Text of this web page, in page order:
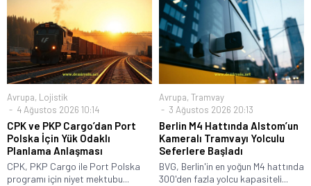
Avrupa, Lojistik
4 Ağustos 2026 10:14
CPK ve PKP Cargo’dan Port
Polska İçin Yük Odaklı
Planlama Anlaşması
CPK, PKP Cargo ile Port Polska
programı için niyet mektubu...
Avrupa, Tramvay
3 Ağustos 2026 20:13
Berlin M4 Hattında Alstom’un
Kameralı Tramvayı Yolculu
Seferlere Başladı
BVG, Berlin'in en yoğun M4 hattında
300'den fazla yolcu kapasiteli...